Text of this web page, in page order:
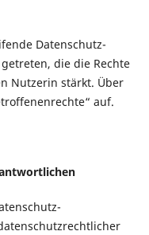
Datenschutz-
die die Rechte
Nutzerin stärkt. Über
auf.